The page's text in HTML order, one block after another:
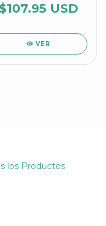
dureza, alcalinidad y
oxígeno disuelto
$107.95 USD
VER
los Productos